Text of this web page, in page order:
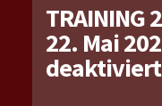
TRAINING
22. Mai
deaktiviert